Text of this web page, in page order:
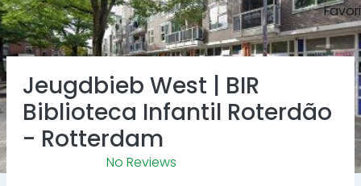
Previous
Jeugdbieb West | BIR
Biblioteca Infantil Roterdão
- Rotterdam
No Reviews